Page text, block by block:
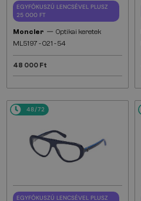
EGYFÓKUSZÚ LENCSÉVEL PLUSZ
25 000 FT
Moncler — Optikai keretek
ML5197 - 021 - 54
48 000 Ft
48/72
EGYFÓKUSZÚ LENCSÉVEL PLUSZ